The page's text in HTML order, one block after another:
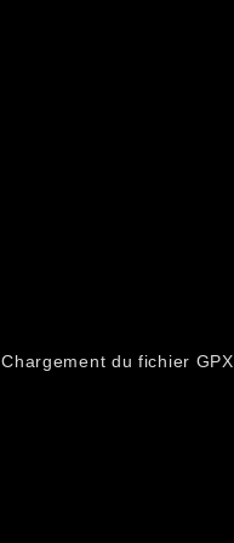
Chargement du fichier GPX